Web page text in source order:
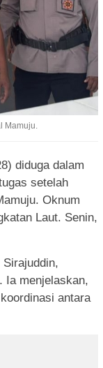
Mamuju.
diduga dalam
setelah
Oknum
Laut. Senin,
Ia menjelaskan,
antara